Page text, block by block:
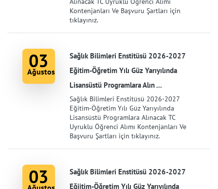
Kontenjanları Ve Başvuru Şartları için
tıklayınız.
03
Ağustos
Sağlık Bilimleri Enstitüsü 2026-2027
Eğitim-Öğretim Yılı Güz Yarıyılında
Lisansüstü Programlara Alın ...
Sağlık Bilimleri Enstitüsü 2026-2027
Eğitim-Öğretim Yılı Güz Yarıyılında
Lisansüstü Programlara Alınacak TC
Uyruklu Öğrenci Alımı Kontenjanları Ve
Başvuru Şartları için tıklayınız.
03
Sağlık Bilimleri Enstitüsü 2026-2027
Eğiitim-Öğretim Yılı Güz Yarıyılında